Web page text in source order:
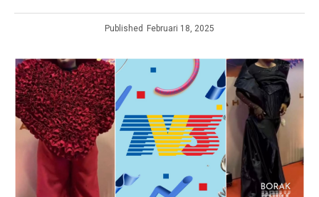
Published Februari 18, 2025